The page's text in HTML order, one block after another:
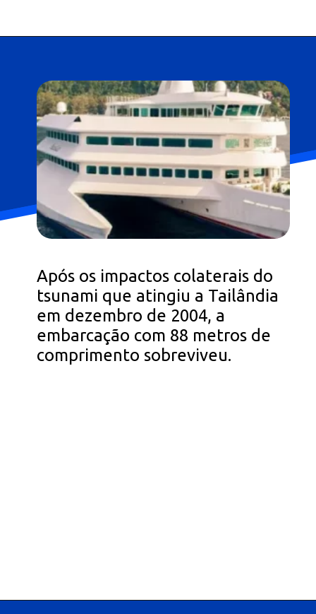
Após os impactos colaterais do
tsunami que atingiu a Tailândia
em dezembro de 2004, a
embarcação com 88 metros de
comprimento sobreviveu.